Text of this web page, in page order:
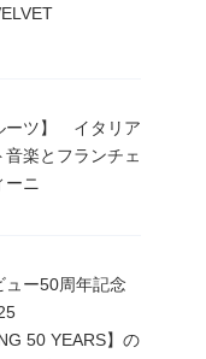
ーツ】 イタリア
楽とフランチェ
ーニ
ュー50周年記念
50 YEARS】の